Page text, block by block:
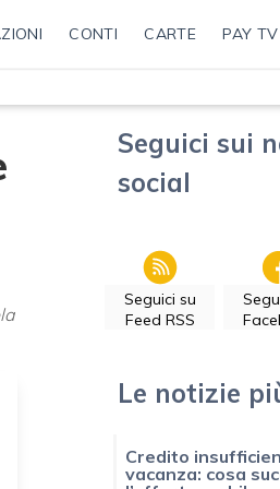
CONTI CARTE PAY TV
Seguici sui
social
Seguici su
Feed RSS
Le notizie
Credito
vacanza: cosa